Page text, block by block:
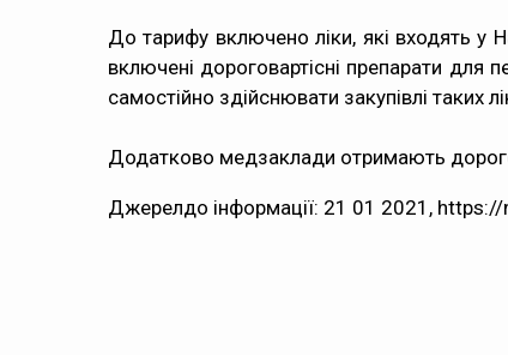
До тарифу включено ліки, які входять у
включені дороговартісні препарати для
самостійно здійснювати закупівлі таких
Додатково медзаклади отримають
Джерелдо інформації: 21 01 2021, https://